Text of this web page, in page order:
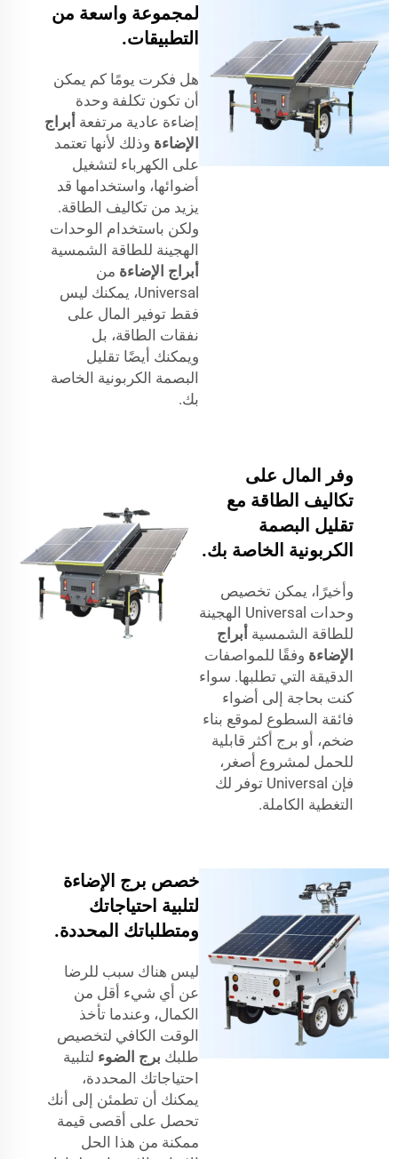
لمجموعة واسعة من
التطبيقات.
هل فكرت يومًا كم يمكن
أن تكون تكلفة وحدة
إضاءة عادية مرتفعة أبراج
الإضاءة وذلك لأنها تعتمد
على الكهرباء لتشغيل
أضوائها، واستخدامها قد
يزيد من تكاليف الطاقة.
ولكن باستخدام الوحدات
الهجينة للطاقة الشمسية
أبراج الإضاءة من
Universal، يمكنك ليس
فقط توفير المال على
نفقات الطاقة، بل
ويمكنك أيضًا تقليل
البصمة الكربونية الخاصة
بك.
وفر المال على
تكاليف الطاقة مع
تقليل البصمة
الكربونية الخاصة بك.
وأخيرًا، يمكن تخصيص
وحدات Universal الهجينة
للطاقة الشمسية أبراج
الإضاءة وفقًا للمواصفات
الدقيقة التي تطلبها. سواء
كنت بحاجة إلى أضواء
فائقة السطوع لموقع بناء
ضخم، أو برج أكثر قابلية
للحمل لمشروع أصغر،
فإن Universal توفر لك
التغطية الكاملة.
خصص برج الإضاءة
لتلبية احتياجاتك
ومتطلباتك المحددة.
ليس هناك سبب للرضا
عن أي شيء أقل من
الكمال، وعندما تأخذ
الوقت الكافي لتخصيص
طلبك برج الضوء لتلبية
احتياجاتك المحددة،
يمكنك أن تطمئن إلى أنك
تحصل على أقصى قيمة
ممكنة من هذا الحل